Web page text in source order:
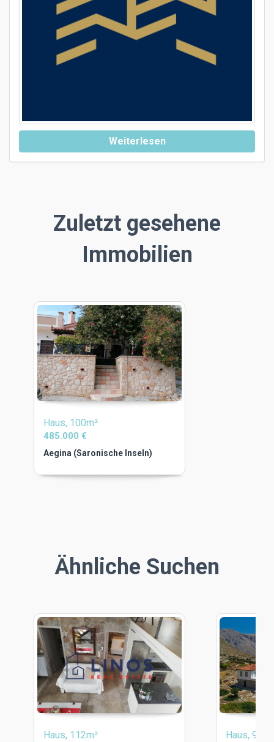
Weiterlesen
Zuletzt gesehene
Immobilien
Haus, 100m²
485.000 €
Aegina (Saronische Inseln)
Ähnliche Suchen
Haus, 112m² Haus, 90m²